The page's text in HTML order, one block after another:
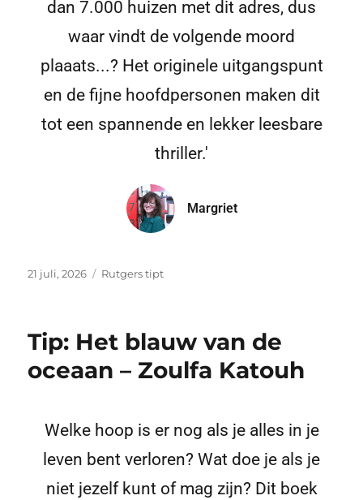
dan 7.000 huizen met dit adres, dus
waar vindt de volgende moord
plaaats...? Het originele uitgangspunt
en de fijne hoofdpersonen maken dit
tot een spannende en lekker leesbare
thriller.'
Margriet
21 juli, 2026 Rutgers tipt
Tip: Het blauw van de
oceaan – Zoulfa Katouh
Welke hoop is er nog als je alles in je
leven bent verloren? Wat doe je als je
niet jezelf kunt of mag zijn? Dit boek